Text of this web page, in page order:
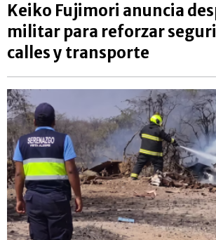
Keiko Fujimori anuncia
militar para reforzar
calles y transporte